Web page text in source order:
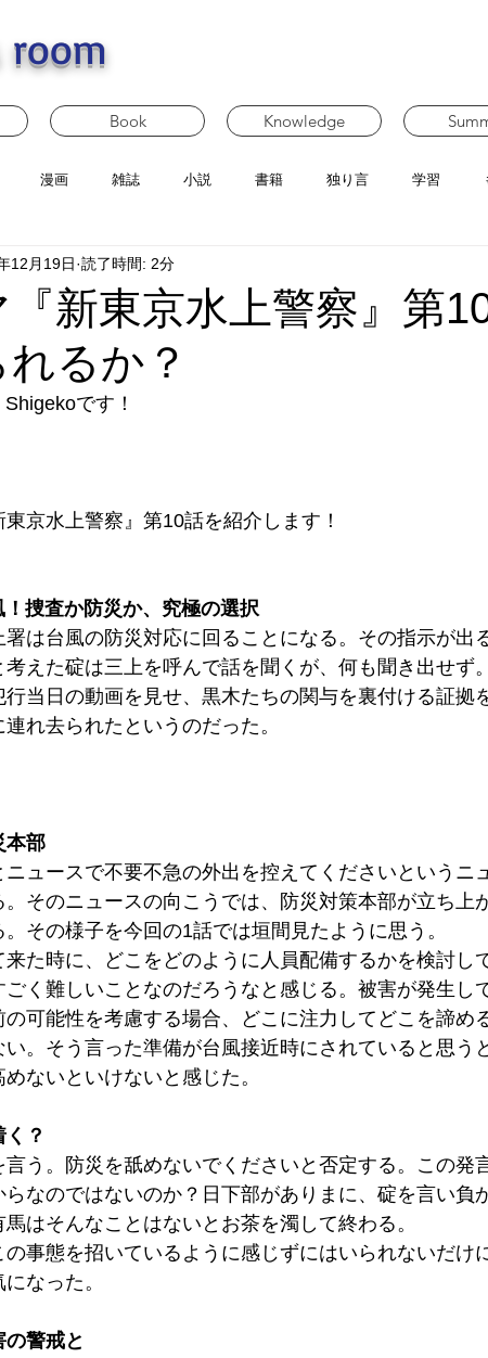
room
Book Knowledge
漫画 雑誌 小説 書籍 独り言 学習
新東京水上警察』第
るか？
12月19日 読了時間: 2分
です！
京水上警察』第10話を紹介します！
捜査か防災か、究極の選択
は台風の防災対応に回ることになる。その指示が出
えた碇は三上を呼んで話を聞くが、何も聞き出せず
行当日の動画を見せ、黒木たちの関与を裏付ける証拠
れ去られたというのだった。
本部
ュースで不要不急の外出を控えてくださいというニ
そのニュースの向こうでは、防災対策本部が立ち上
その様子を今回の1話では垣間見たように思う。
た時に、どこをどのように人員配備するかを検討し
く難しいことなのだろうなと感じる。被害が発生し
可能性を考慮する場合、どこに注力してどこを諦め
。そう言った準備が台風接近時にされていると思う
ないといけないと感じた。
？
う。防災を舐めないでくださいと否定する。この発
なのではないのか？日下部がありまに、碇を言い負
はそんなことはないとお茶を濁して終わる。
事態を招いているように感じずにはいられないだけ
なった。
の警戒と